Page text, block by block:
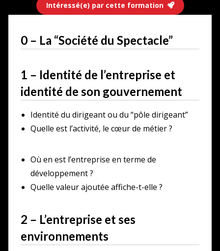
Intéressé(e) par cette formation
0 – La “Société du Spectacle”
1 – Identité de l’entreprise et
identité de son gouvernement
Identité du dirigeant ou du “pôle dirigeant”
Quelle est l’activité, le cœur de métier ?
Où en est l’entreprise en terme de
développement ?
Quelle valeur ajoutée affiche-t-elle ?
2 – L’entreprise et ses
environnements